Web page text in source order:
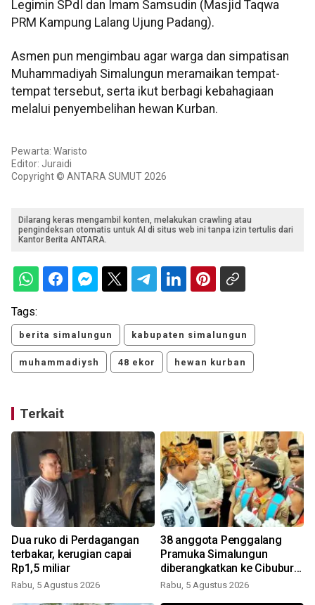
Legimin SPdI dan Imam Samsudin (Masjid Taqwa
PRM Kampung Lalang Ujung Padang).
Asmen pun mengimbau agar warga dan simpatisan
Muhammadiyah Simalungun meramaikan tempat-
tempat tersebut, serta ikut berbagi kebahagiaan
melalui penyembelihan hewan Kurban.
Pewarta: Waristo
Editor: Juraidi
Copyright © ANTARA SUMUT 2026
Dilarang keras mengambil konten, melakukan crawling atau
pengindeksan otomatis untuk AI di situs web ini tanpa izin tertulis dari
Kantor Berita ANTARA.
Tags:
berita simalungun kabupaten simalungun
muhammadiysh 48 ekor hewan kurban
Terkait
Dua ruko di Perdagangan
terbakar, kerugian capai
Rp1,5 miliar
Rabu, 5 Agustus 2026
38 anggota Penggalang
Pramuka Simalungun
diberangkatkan ke Cibubur
ikuti Jamnas 2026
Rabu, 5 Agustus 2026